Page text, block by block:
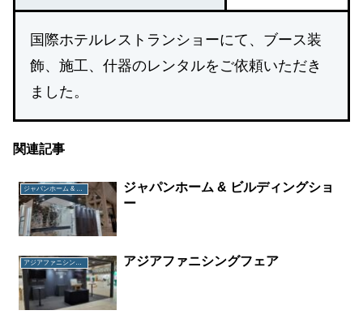
国際ホテルレストランショーにて、ブース装
飾、施工、什器のレンタルをご依頼いただき
ました。
関連記事
ジャパンホーム & ビルディングショー
ジャパンホーム & ビルディングショ
ー
アジアファニシングフェア アジアファニシングフェア